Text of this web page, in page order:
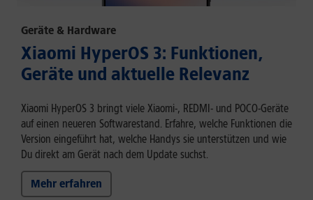
Geräte & Hardware
Xiaomi HyperOS 3: Funktionen,
Geräte und aktuelle Relevanz
Xiaomi HyperOS 3 bringt viele Xiaomi-, REDMI- und POCO-Geräte
auf einen neueren Softwarestand. Erfahre, welche Funktionen die
Version eingeführt hat, welche Handys sie unterstützen und wie
Du direkt am Gerät nach dem Update suchst.
Mehr erfahren